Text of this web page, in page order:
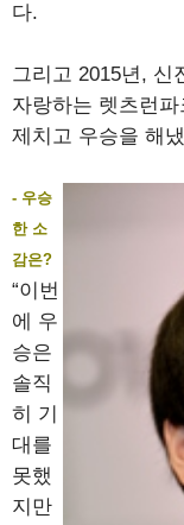
다.
그리고 2015년, 신
자랑하는 렛츠런
제치고 우승을 해
- 우승
한 소
감은?
“이번
에 우
승은
솔직
히 기
대를
못했
지만